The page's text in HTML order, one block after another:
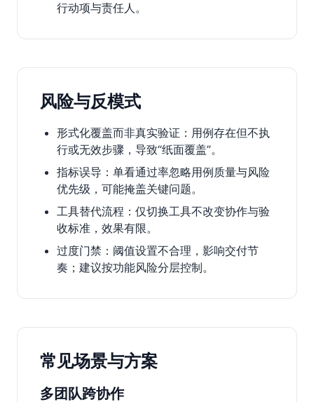
行动项与责任人。
风险与反模式
形式化覆盖而非真实验证：用例存在但不执
行或无效步骤，导致“纸面覆盖”。
指标误导：单看通过率忽略用例质量与风险
优先级，可能掩盖关键问题。
工具替代流程：仅切换工具不改变协作与验
收标准，效果有限。
过度门禁：阈值设置不合理，影响交付节
奏；建议按功能风险分层控制。
常见场景与方案
多团队跨协作